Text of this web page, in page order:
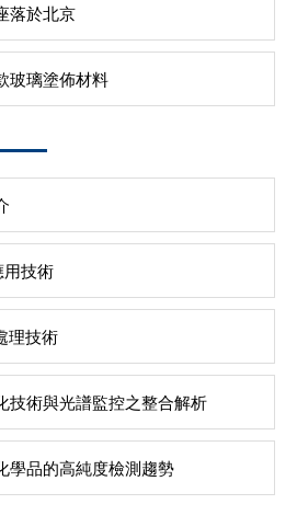
落於北京
玻璃塗佈材料
技術
理技術
技術與光譜監控之整合解析
學品的高純度檢測趨勢